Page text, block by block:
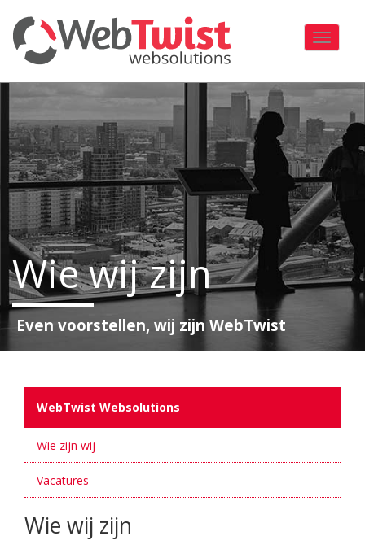
Toggle
Wie wij zijn
Even voorstellen, wij zijn WebTwist
WebTwist Websolutions
Wie zijn wij
Vacatures
Wie wij zijn